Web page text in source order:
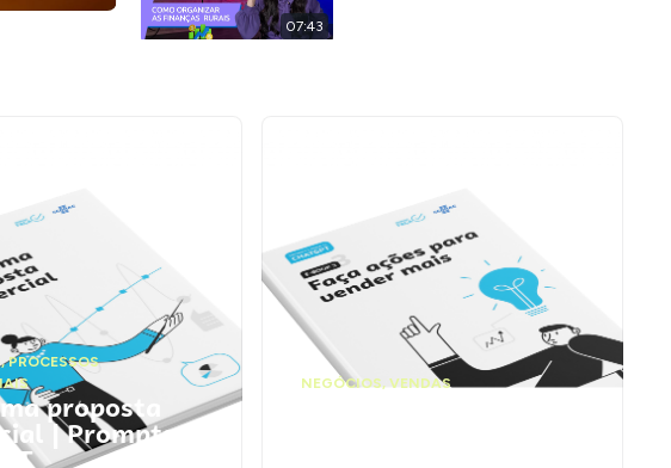
07:43
,PROCESSOS
proposta
| Prompts
NEGÓCIOS, VENDAS